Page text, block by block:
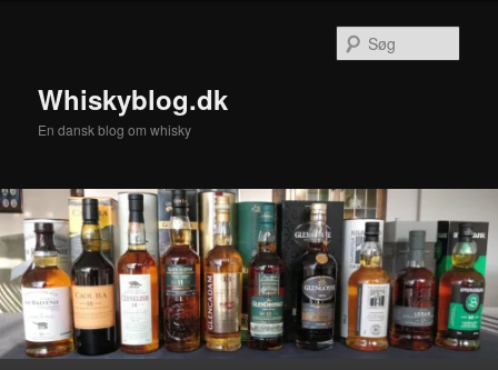
Whiskyblog.dk
En dansk blog om whisky